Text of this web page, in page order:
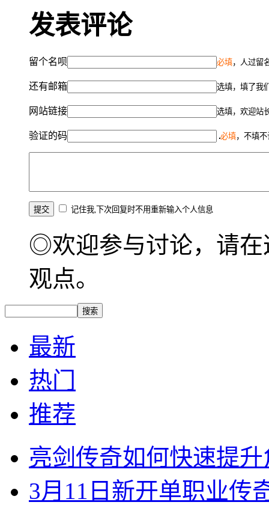
发表评论
留个名呗 必填，人过留
还有邮箱 选填，填了我
网站链接 选填，欢迎站
验证的码 必填，不填
记住我,下次回复时不用重新输入个人信息
◎欢迎参与讨论，请在
观点。
最新
热门
推荐
亮剑传奇如何快速提
3月11日新开单职业传